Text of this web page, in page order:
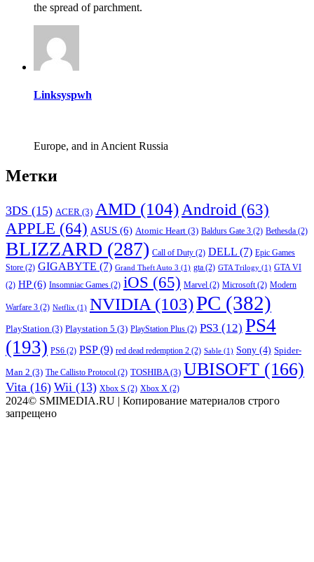
the spread of parchment.
Linksyspwh
Europe, and in Ancient Russia
Метки
3DS (15) ACER (3) AMD (104) Android (63)
APPLE (64) ASUS (6) Atomic Heart (3) Baldurs Gate 3 (2) Bethesda (2)
BLIZZARD (287) Call of Duty (2) DELL (7) Epic Games
Store (2) GIGABYTE (7) Grand Theft Auto 3 (1) gta (2) GTA Trilogy (1) GTA VI
(2) HP(6) Insomniac Games (2) iOS (65) Marvel (2) Microsoft (2) Modern
Warfare 3 (2) Netflix (1) NVIDIA (103)PC (382)
PlayStation (3) Playstation 5 (3) PlayStation Plus (2) PS3 (12) PS4
(193) PS6 (2) PSP(9) red dead redemption 2 (2) Sable (1) Sony (4) Spider-
Man 2 (3) The Callisto Protocol (2) TOSHIBA (3) UBISOFT (166)
Vita (16) Wii (13) Xbox S (2) Xbox X (2)
2024© SMIMEDIA.RU | Копирование материалов строго
запрещено